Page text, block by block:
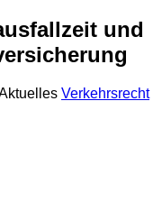
und
Verkehrsrecht